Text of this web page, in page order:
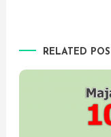
RELATED